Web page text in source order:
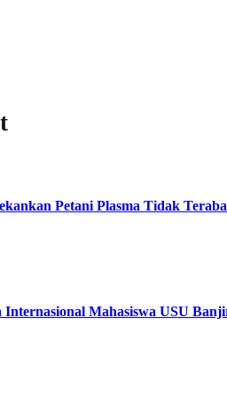
Petani Plasma Tidak
Mahasiswa USU